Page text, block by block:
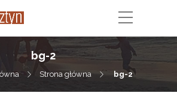
bg-2
Strona główna bg-2